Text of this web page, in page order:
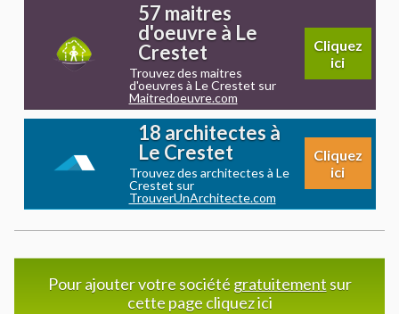
57 maitres
d'oeuvre à Le
Crestet
Trouvez des maitres
d'oeuvres à Le Crestet sur
Maitredoeuvre.com
Cliquez
ici
18 architectes à
Le Crestet
Trouvez des architectes à Le
Crestet sur
TrouverUnArchitecte.com
Cliquez
ici
Pour ajouter votre société gratuitement sur
cette page cliquez ici